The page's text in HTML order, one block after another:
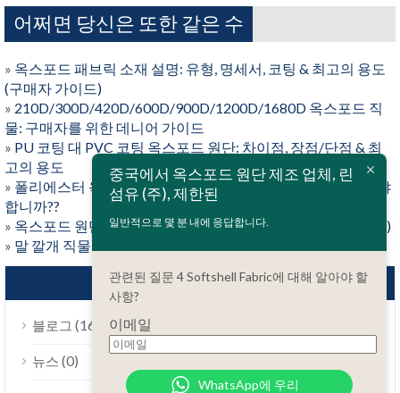
어쩌면 당신은 또한 같은 수
» 옥스포드 패브릭 소재 설명: 유형, 명세서, 코팅 & 최고의 용도
(구매자 가이드)
» 210D/300D/420D/600D/900D/1200D/1680D 옥스포드 직
물: 구매자를 위한 데니어 가이드
» PU 코팅 대 PVC 코팅 옥스포드 원단: 차이점, 장점/단점 & 최
고의 용도
» 폴리에스터 옥스포드와 나일론 옥스포드: 어느 것을 선택해야
합니까??
» 옥스포드 원단이란?? 짜다, 재료, 및 주요 장점 (완전한 가이드)
» 말 깔개 직물은 무엇입니까?
카테고리
블로그 (16)
뉴스 (0)
중국에서 옥스포드 원단 제조 업체, 린
섬유 (주), 제한된
일반적으로 몇 분 내에 응답합니다.
관련된 질문 4 Softshell Fabric에 대해 알아야 할
사항?
이메일
WhatsApp에 우리